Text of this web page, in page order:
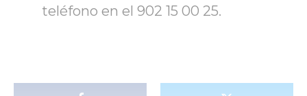
teléfono en el 902 15 00 25.